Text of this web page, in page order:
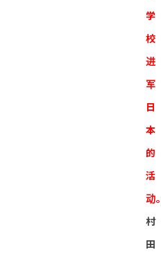
学
校
进
军
日
本
的
活
动。
村
田